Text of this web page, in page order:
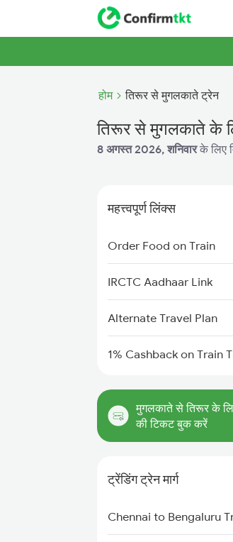
होम तिरूर से मुगलकाते ट्रेन
तिरूर से मुगलकाते के
8 अगस्त 2026, शनिवारके लिए
महत्त्वपूर्ण लिंक्स
Order Food on Train
IRCTC Aadhaar Link
Alternate Travel Plan
1% Cashback on Train
मुगलकाते से तिरूर के
की टिकट बुक करें
ट्रेंडिंग ट्रेन मार्ग
Chennai to Bengaluru